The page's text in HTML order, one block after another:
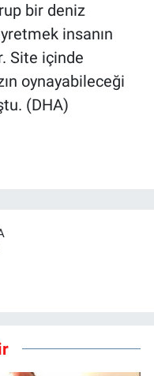
bir deniz
insanın
Site içinde
oynayabileceği
(DHA)